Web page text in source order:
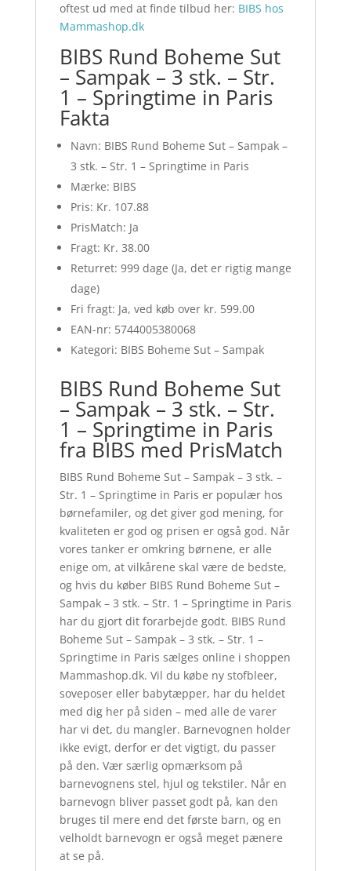
oftest ud med at finde tilbud her: BIBS hos
Mammashop.dk
BIBS Rund Boheme Sut
– Sampak – 3 stk. – Str.
1 – Springtime in Paris
Fakta
Navn: BIBS Rund Boheme Sut – Sampak –
3 stk. – Str. 1 – Springtime in Paris
Mærke: BIBS
Pris: Kr. 107.88
PrisMatch: Ja
Fragt: Kr. 38.00
Returret: 999 dage (Ja, det er rigtig mange
dage)
Fri fragt: Ja, ved køb over kr. 599.00
EAN-nr: 5744005380068
Kategori: BIBS Boheme Sut – Sampak
BIBS Rund Boheme Sut
– Sampak – 3 stk. – Str.
1 – Springtime in Paris
fra BIBS med PrisMatch
BIBS Rund Boheme Sut – Sampak – 3 stk. –
Str. 1 – Springtime in Paris er populær hos
børnefamiler, og det giver god mening, for
kvaliteten er god og prisen er også god. Når
vores tanker er omkring børnene, er alle
enige om, at vilkårene skal være de bedste,
og hvis du køber BIBS Rund Boheme Sut –
Sampak – 3 stk. – Str. 1 – Springtime in Paris
har du gjort dit forarbejde godt. BIBS Rund
Boheme Sut – Sampak – 3 stk. – Str. 1 –
Springtime in Paris sælges online i shoppen
Mammashop.dk. Vil du købe ny stofbleer,
soveposer eller babytæpper, har du heldet
med dig her på siden – med alle de varer
har vi det, du mangler. Barnevognen holder
ikke evigt, derfor er det vigtigt, du passer
på den. Vær særlig opmærksom på
barnevognens stel, hjul og tekstiler. Når en
barnevogn bliver passet godt på, kan den
bruges til mere end det første barn, og en
velholdt barnevogn er også meget pænere
at se på.